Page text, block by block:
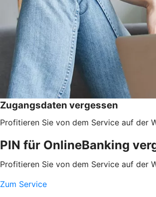
Zugangsdaten vergessen
Profitieren Sie von dem Service auf der
PIN für OnlineBanking
Profitieren Sie von dem Service auf der
Zum Service